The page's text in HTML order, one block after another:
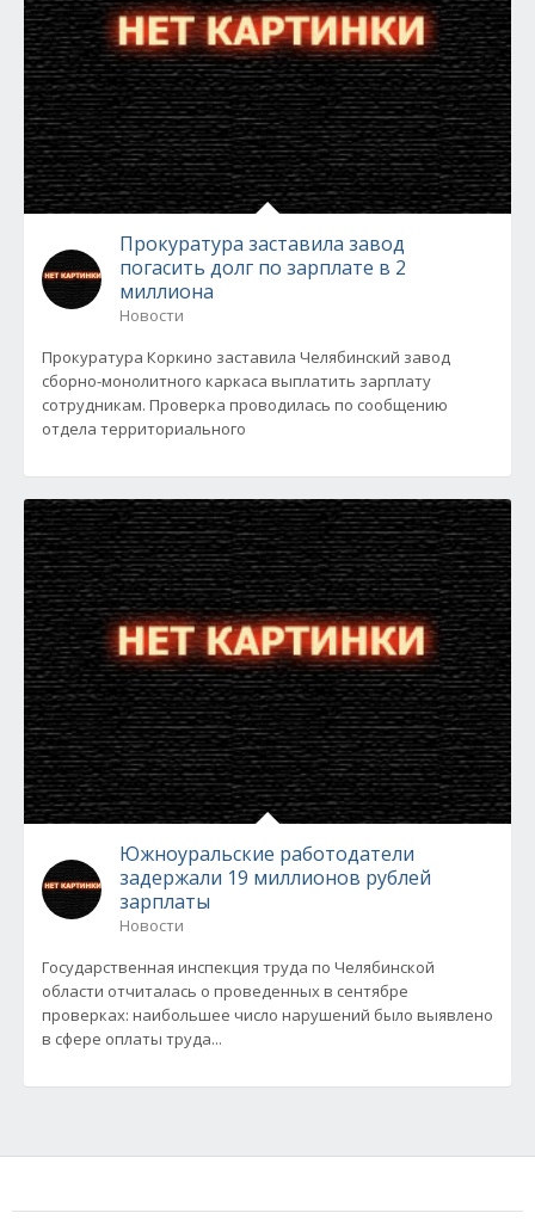
Прокуратура заставила завод
погасить долг по зарплате в 2
миллиона
Новости
Прокуратура Коркино заставила Челябинский завод
сборно-монолитного каркаса выплатить зарплату
сотрудникам. Проверка проводилась по сообщению
отдела территориального
Южноуральские работодатели
задержали 19 миллионов рублей
зарплаты
Новости
Государственная инспекция труда по Челябинской
области отчиталась о проведенных в сентябре
проверках: наибольшее число нарушений было выявлено
в сфере оплаты труда...